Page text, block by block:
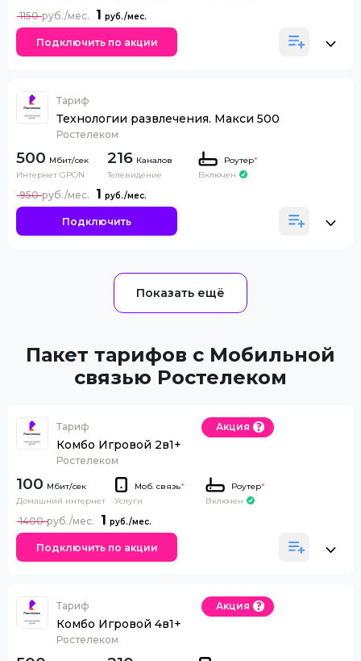
1
1150
Подключить по акции
Тариф
Технологии развлечения. Макси 500
Ростелеком
500
Интернет GPON
216 Каналов
Телевидение
Роутер*
Включен
1
950
Подключить
Пакет тарифов с Мобильной
связью Ростелеком
Тариф
Комбо Игровой 2в1+
Ростелеком
Акция
100
Домашний интернет
Моб. связь*
Услуги
Роутер*
Включен
1
1400
Подключить по акции
Тариф
Комбо Игровой 4в1+
Ростелеком
Акция